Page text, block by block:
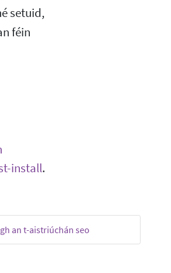
setuid,
féin
install.
an t-aistriúchán seo